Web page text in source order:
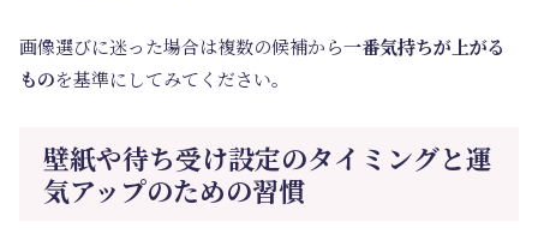
画像選びに迷った場合は複数の候補から一番気持ちが上がる
ものを基準にしてみてください。
壁紙や待ち受け設定のタイミングと運
気アップのための習慣